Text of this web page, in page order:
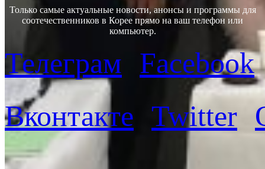
Только самые актуальные новости, анонсы и программы для
соотечественников в Корее прямо на ваш телефон или
компьютер.
Телеграм Facebook
Вконтакте Twitter